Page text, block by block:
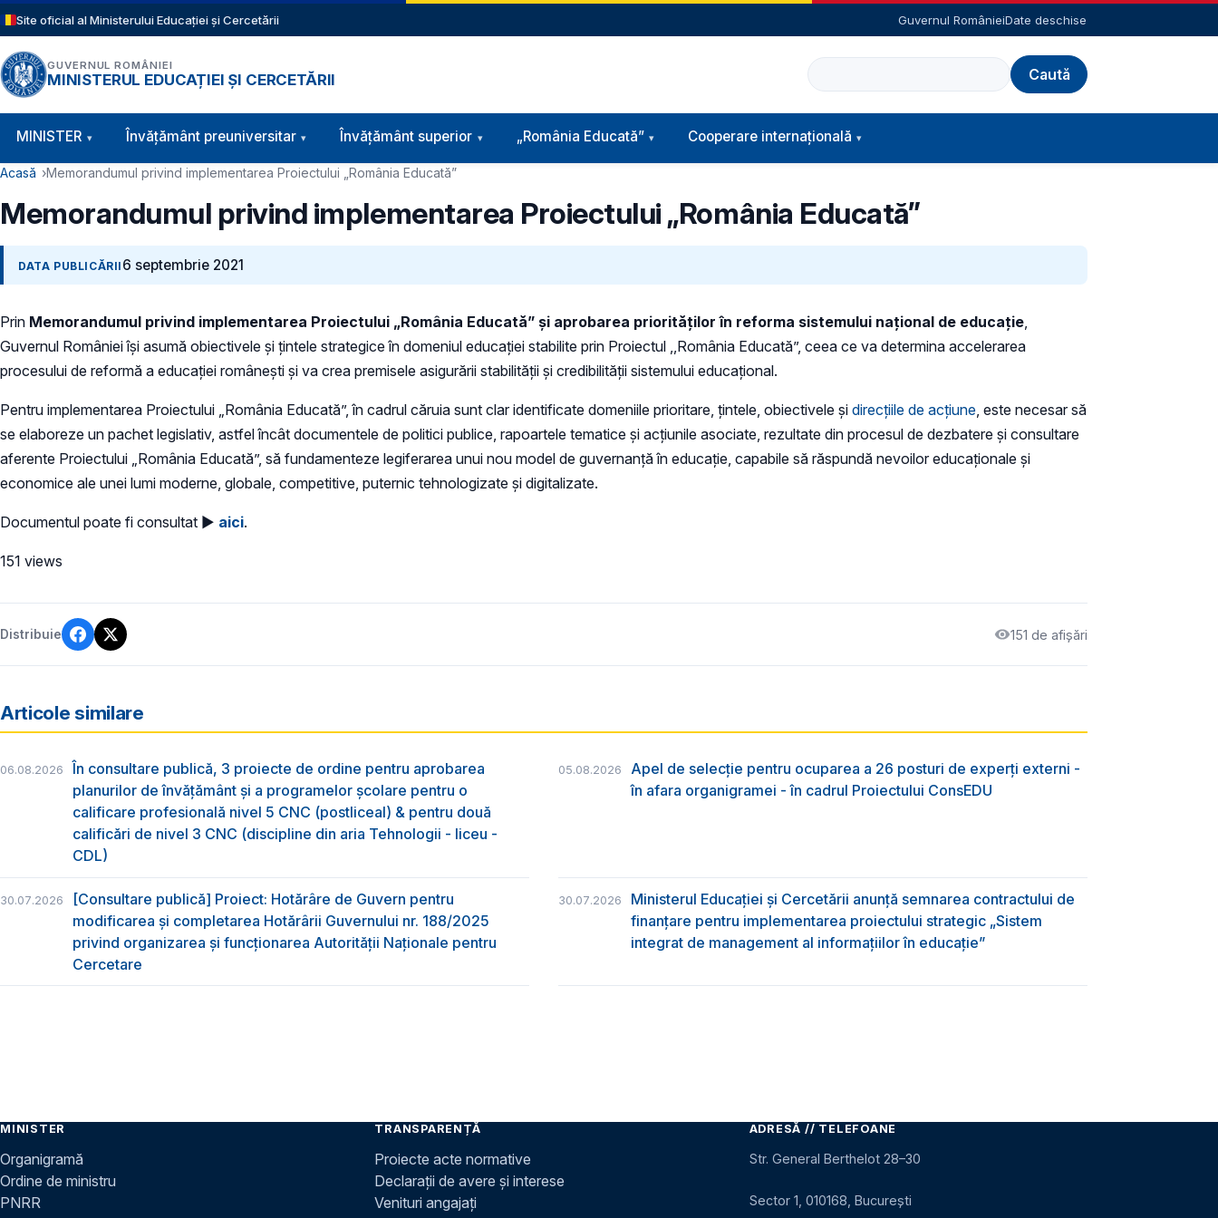
Sari la conținutul principal
Site oficial al Ministerului Educației și Cercetării Guvernul RomânieiDate deschise
GUVERNUL ROMÂNIEI
MINISTERUL EDUCAȚIEI ȘI CERCETĂRII
Caută
Navigație principală
MINISTER Învăţământ preuniversitar Învățământ superior „România Educată” Cooperare internațională
Cale de navigare
Acasă Memorandumul privind implementarea Proiectului „România Educată”
Memorandumul privind implementarea Proiectului „România Educată”
DATA PUBLICĂRII 6 septembrie 2021
Prin Memorandumul privind implementarea Proiectului „România Educată” și aprobarea priorităților în reforma sistemului național de educație,
Guvernul României își asumă obiectivele și țintele strategice în domeniul educației stabilite prin Proiectul ,,România Educată”, ceea ce va determina accelerarea
procesului de reformă a educației românești și va crea premisele asigurării stabilității și credibilității sistemului educațional.
Pentru implementarea Proiectului „România Educată”, în cadrul căruia sunt clar identificate domeniile prioritare, țintele, obiectivele și direcțiile de acțiune, este necesar să
se elaboreze un pachet legislativ, astfel încât documentele de politici publice, rapoartele tematice și acțiunile asociate, rezultate din procesul de dezbatere și consultare
aferente Proiectului „România Educată”, să fundamenteze legiferarea unui nou model de guvernanță în educație, capabile să răspundă nevoilor educaționale și
economice ale unei lumi moderne, globale, competitive, puternic tehnologizate și digitalizate.
Documentul poate fi consultat ► aici.
151 views
Distribuie 151 de afișări
Articole similare
06.08.2026
În consultare publică, 3 proiecte de ordine pentru aprobarea
planurilor de învățământ și a programelor școlare pentru o
calificare profesională nivel 5 CNC (postliceal) & pentru două
calificări de nivel 3 CNC (discipline din aria Tehnologii - liceu -
CDL)
05.08.2026
Apel de selecție pentru ocuparea a 26 posturi de experți externi -
în afara organigramei - în cadrul Proiectului ConsEDU
30.07.2026
[Consultare publică] Proiect: Hotărâre de Guvern pentru
modificarea și completarea Hotărârii Guvernului nr. 188/2025
privind organizarea şi funcţionarea Autorităţii Naţionale pentru
Cercetare
30.07.2026
Ministerul Educației și Cercetării anunță semnarea contractului de
finanțare pentru implementarea proiectului strategic „Sistem
integrat de management al informațiilor în educație”
MINISTER
Organigramă
Ordine de ministru
PNRR
TRANSPARENȚĂ
Proiecte acte normative
Declarații de avere și interese
Venituri angajați
ADRESĂ // TELEFOANE
Str. General Berthelot 28–30
Sector 1, 010168, București